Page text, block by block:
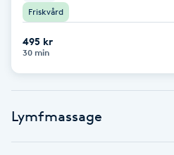
Barnklippning
BIAB
Blowout
Friskvård
495 kr
30 min
Lymfmassage